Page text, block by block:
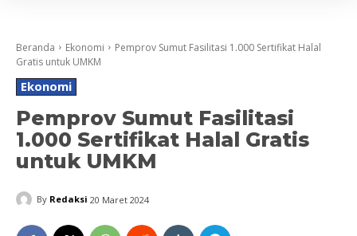
Beranda Ekonomi
Pemprov Sumut Fasilitasi 1.000 Sertifikat Halal
Gratis untuk UMKM
Ekonomi
Pemprov Sumut Fasilitasi
1.000 Sertifikat Halal Gratis
untuk UMKM
By Redaksi 20 Maret 2024